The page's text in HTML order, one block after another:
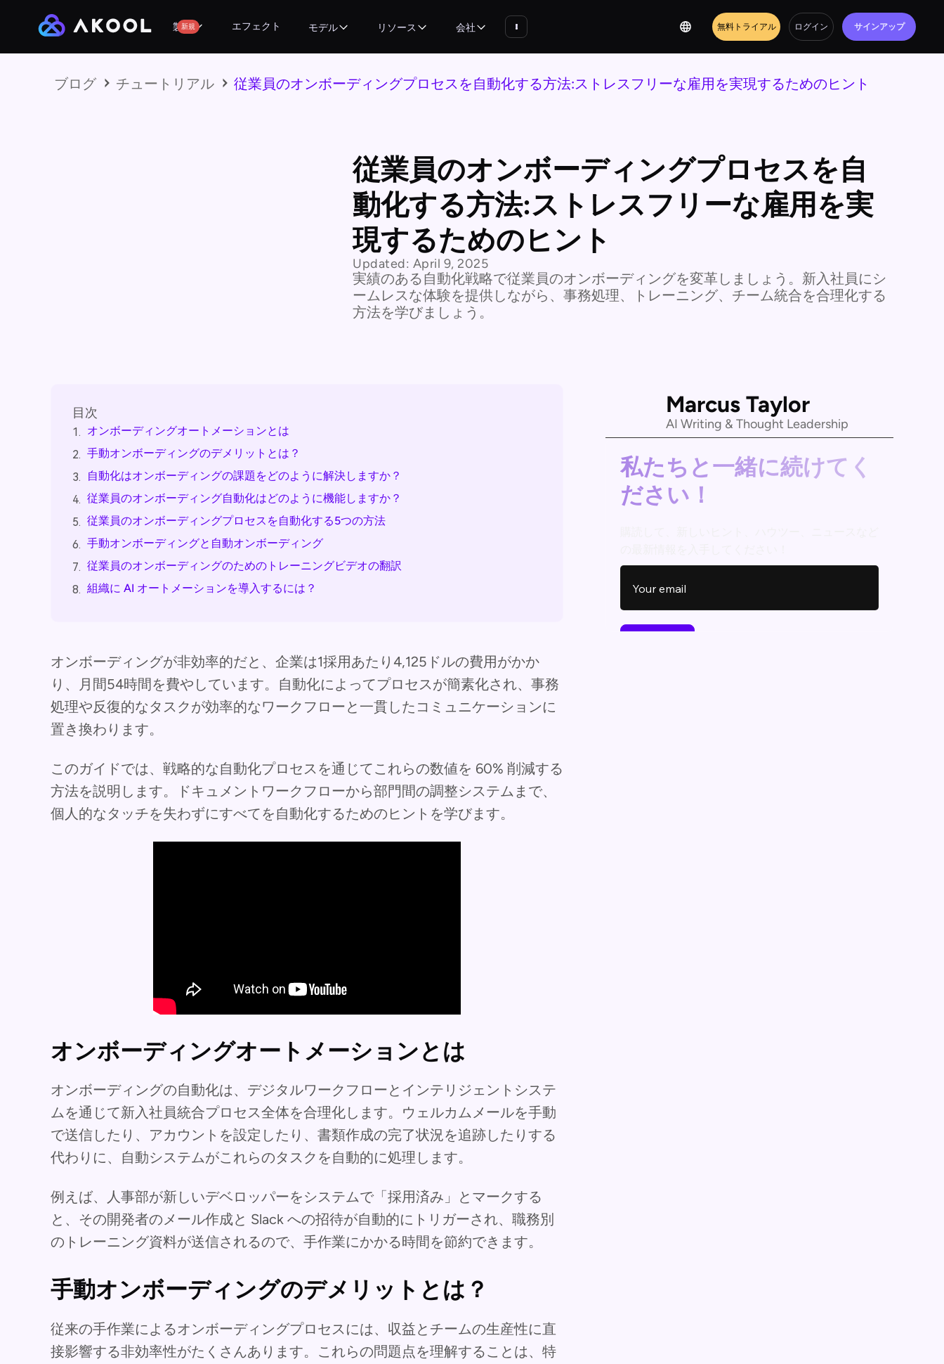
製品
新規 エフェクト モデル リソース 会社 無料トライアル ログイン サインアップ
ブログ チュートリアル 従業員のオンボーディングプロセスを自動化する方法:ストレスフリーな雇用を実現するためのヒント
従業員のオンボーディングプロセスを自
動化する方法:ストレスフリーな雇用を実
現するためのヒント
Updated: April 9, 2025
実績のある自動化戦略で従業員のオンボーディングを変革しましょう。新入社員にシ
ームレスな体験を提供しながら、事務処理、トレーニング、チーム統合を合理化する
方法を学びましょう。
目次
1. オンボーディングオートメーションとは
2. 手動オンボーディングのデメリットとは？
3.
自動化はオンボーディングの課題をどのように解決しますか？
4. 従業員のオンボーディング自動化はどのように機能しますか？
5. 従業員のオンボーディングプロセスを自動化する5つの方法
6. 手動オンボーディングと自動オンボーディング
7. 従業員のオンボーディングのためのトレーニングビデオの翻訳
8. 組織に AI オートメーションを導入するには？
オンボーディングが非効率的だと、企業は1採用あたり4,125ドルの費用がかか
り、月間54時間を費やしています。自動化によってプロセスが簡素化され、事務
処理や反復的なタスクが効率的なワークフローと一貫したコミュニケーションに
置き換わります。
このガイドでは、戦略的な自動化プロセスを通じてこれらの数値を 60% 削減する
方法を説明します。ドキュメントワークフローから部門間の調整システムまで、
個人的なタッチを失わずにすべてを自動化するためのヒントを学びます。
オンボーディングオートメーションとは
オンボーディングの自動化は、デジタルワークフローとインテリジェントシステ
ムを通じて新入社員統合プロセス全体を合理化します。ウェルカムメールを手動
で送信したり、アカウントを設定したり、書類作成の完了状況を追跡したりする
代わりに、自動システムがこれらのタスクを自動的に処理します。
例えば、人事部が新しいデベロッパーをシステムで「採用済み」とマークする
と、その開発者のメール作成と Slack への招待が自動的にトリガーされ、職務別
のトレーニング資料が送信されるので、手作業にかかる時間を節約できます。
手動オンボーディングのデメリットとは？
従来の手作業によるオンボーディングプロセスには、収益とチームの生産性に直
接影響する非効率性がたくさんあります。これらの問題点を理解することは、特
Marcus Taylor
AI Writing & Thought Leadership
私たちと一緒に続けてく
ださい！